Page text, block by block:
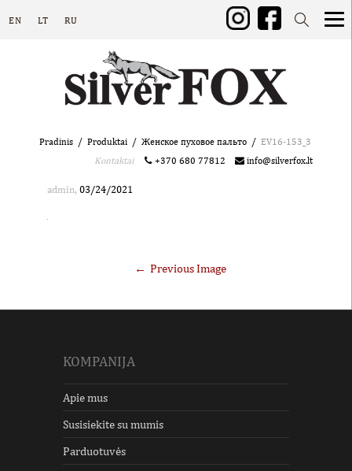
EN LT RU
Pradinis Produktai Женское пуховое пальто
EV16-153_3
Kontaktai
+370 680 77812 info@silverfox.lt
admin, 03/24/2021
Previous Image
KOMPANIJA
Apie mus
Susisiekite su mumis
Parduotuvės